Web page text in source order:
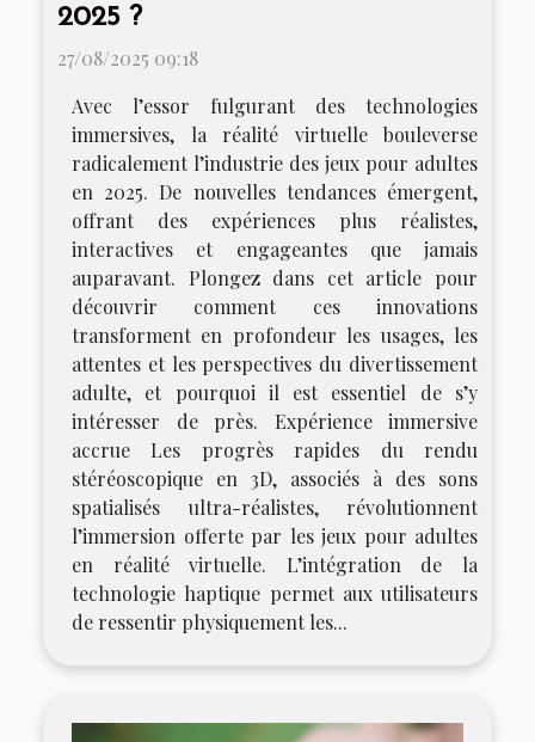
2025 ?
27/08/2025 09:18
Avec l’essor fulgurant des technologies
immersives, la réalité virtuelle bouleverse
radicalement l’industrie des jeux pour adultes
en 2025. De nouvelles tendances émergent,
offrant des expériences plus réalistes,
interactives et engageantes que jamais
auparavant. Plongez dans cet article pour
découvrir comment ces innovations
transforment en profondeur les usages, les
attentes et les perspectives du divertissement
adulte, et pourquoi il est essentiel de s’y
intéresser de près. Expérience immersive
accrue Les progrès rapides du rendu
stéréoscopique en 3D, associés à des sons
spatialisés ultra-réalistes, révolutionnent
l’immersion offerte par les jeux pour adultes
en réalité virtuelle. L’intégration de la
technologie haptique permet aux utilisateurs
de ressentir physiquement les...